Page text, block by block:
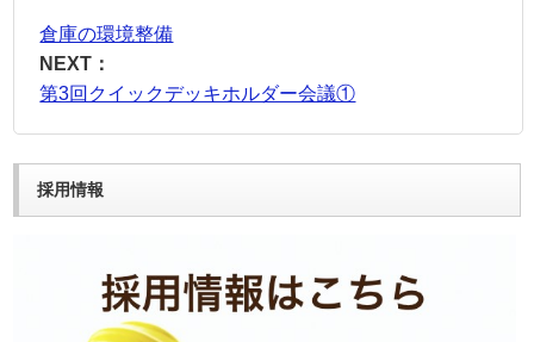
倉庫の環境整備
NEXT：
第3回クイックデッキホルダー会議①
採用情報